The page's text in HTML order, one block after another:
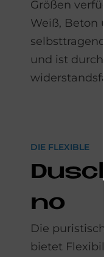
Größen
Weiß, Beton
und ist
DIE FLEXIBLE
no
Die
bietet